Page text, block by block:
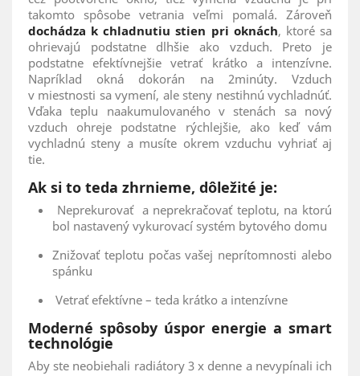
takomto spôsobe vetrania veľmi pomalá. Zároveň
dochádza k chladnutiu stien pri oknách, ktoré sa
ohrievajú podstatne dlhšie ako vzduch. Preto je
podstatne efektívnejšie vetrať krátko a intenzívne.
Napríklad okná dokorán na 2minúty. Vzduch
v miestnosti sa vymení, ale steny nestihnú vychladnúť.
Vďaka teplu naakumulovaného v stenách sa nový
vzduch ohreje podstatne rýchlejšie, ako keď vám
vychladnú steny a musíte okrem vzduchu vyhriať aj
tie.
Ak si to teda zhrnieme, dôležité je:
Neprekurovať a neprekračovať teplotu, na ktorú
bol nastavený vykurovací systém bytového domu
Znižovať teplotu počas vašej neprítomnosti alebo
spánku
Vetrať efektívne – teda krátko a intenzívne
Moderné spôsoby úspor energie a smart
technológie
Aby ste neobiehali radiátory 3 x denne a nevypínali ich